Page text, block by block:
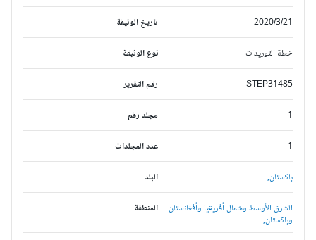
تاريخ الوثيقة 2020/3/21
نوع الوثيقة خطة التوريدات
رقم التقرير STEP31485
مجلد رقم
عدد المجلدات
البلد باكستان,
المنطقة
الشرق الأوسط وشمال أفريقيا وأفغانستان
وباكستان,